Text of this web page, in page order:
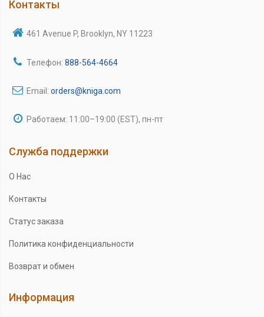
Контакты
461 Avenue P, Brooklyn, NY 11223
Телефон: 888-564-4664
Email: orders@kniga.com
Работаем: 11:00–19:00 (EST), пн-пт
Служба поддержки
О Нас
Контакты
Статус заказа
Политика конфиденциальности
Возврат и обмен
Информация